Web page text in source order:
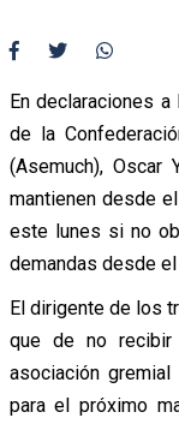
En declaraciones
de la
(Asemuch), Oscar
mantienen desde
este lunes si no
demandas desde el
El dirigente de los
que de no recibir
asociación
para el próximo